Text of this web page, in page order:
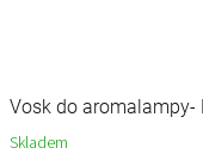
Vosk do aromalampy-
Skladem